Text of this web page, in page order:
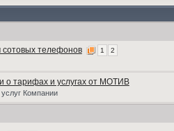
сотовых телефонов 1 2
о тарифах и услугах от МОТИВ
Компании